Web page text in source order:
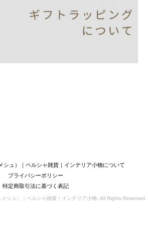
シュ）｜ペルシャ雑貨｜インテリア小物について
プライバシーポリシー
特定商取引法に基づく表記
シュ）｜ペルシャ雑貨｜インテリア小物. All Rights Reserved.